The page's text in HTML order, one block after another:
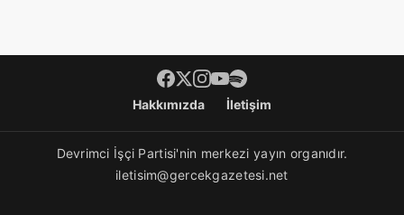
Footer menüHakkımızda İletişim
Devrimci İşçi Partisi'nin merkezi yayın organıdır.
iletisim@gercekgazetesi.net